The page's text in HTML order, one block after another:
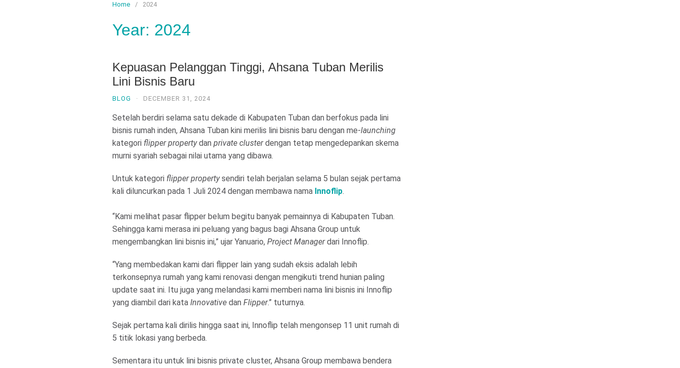
Home 2024
Year: 2024
Kepuasan Pelanggan Tinggi, Ahsana Tuban Merilis
Lini Bisnis Baru
BLOG · DECEMBER 31, 2024
Setelah berdiri selama satu dekade di Kabupaten Tuban dan berfokus pada lini
bisnis rumah inden, Ahsana Tuban kini merilis lini bisnis baru dengan me-launching
kategori flipper propertydan private clusterdengan tetap mengedepankan skema
murni syariah sebagai nilai utama yang dibawa.
Untuk kategori flipper propertysendiri telah berjalan selama 5 bulan sejak pertama
kali diluncurkan pada 1 Juli 2024 dengan membawa nama Innoflip.
“Kami melihat pasar flipper belum begitu banyak pemainnya di Kabupaten Tuban.
Sehingga kami merasa ini peluang yang bagus bagi Ahsana Group untuk
mengembangkan lini bisnis ini,” ujar Yanuario, Project Managerdari Innoflip.
“Yang membedakan kami dari flipper lain yang sudah eksis adalah lebih
terkonsepnya rumah yang kami renovasi dengan mengikuti trend hunian paling
update saat ini. Itu juga yang melandasi kami memberi nama lini bisnis ini Innoflip
yang diambil dari kata Innovative dan Flipper.” tuturnya.
Sejak pertama kali dirilis hingga saat ini, Innoflip telah mengonsep 11 unit rumah di
5 titik lokasi yang berbeda.
Sementara itu untuk lini bisnis private cluster, Ahsana Group membawa bendera